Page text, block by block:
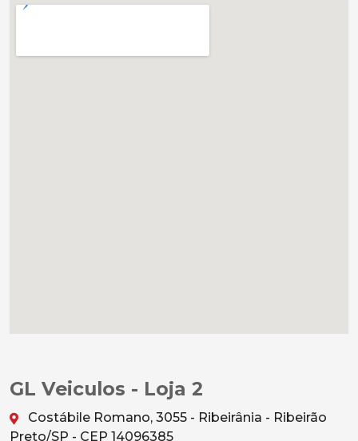
GL Veiculos - Loja 2
Costábile Romano, 3055 - Ribeirânia - Ribeirão
Preto/SP - CEP 14096385